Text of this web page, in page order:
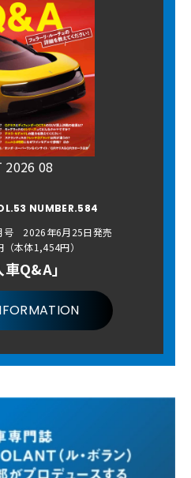
2026 08
NUMBER.584
号 2026年6月25日発売
本体1,454円）
車Q&A」